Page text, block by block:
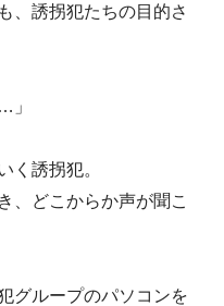
、誘拐犯たちの目的さ
」
く誘拐犯。
、どこからか声が聞こ
グループのパソコンを